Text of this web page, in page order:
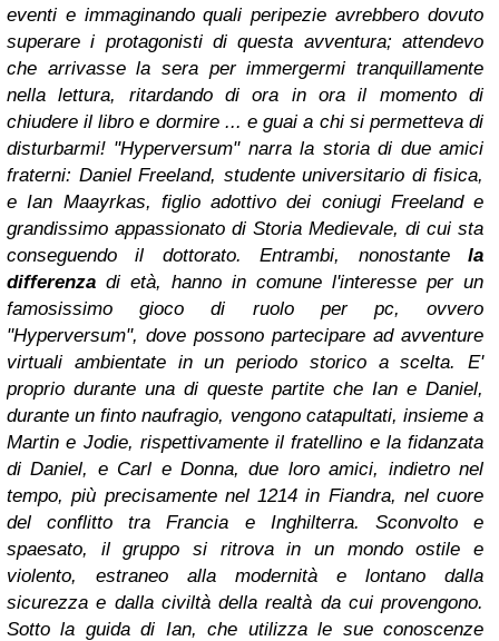
eventi e immaginando quali peripezie avrebbero dovuto
superare i protagonisti di questa avventura; attendevo
che arrivasse la sera per immergermi tranquillamente
nella lettura, ritardando di ora in ora il momento di
chiudere il libro e dormire ... e guai a chi si permetteva di
disturbarmi! "Hyperversum" narra la storia di due amici
fraterni: Daniel Freeland, studente universitario di fisica,
e Ian Maayrkas, figlio adottivo dei coniugi Freeland e
grandissimo appassionato di Storia Medievale, di cui sta
conseguendo il dottorato. Entrambi, nonostante la
differenza di età, hanno in comune l'interesse per un
famosissimo gioco di ruolo per pc, ovvero
"Hyperversum", dove possono partecipare ad avventure
virtuali ambientate in un periodo storico a scelta. E'
proprio durante una di queste partite che Ian e Daniel,
durante un finto naufragio, vengono catapultati, insieme a
Martin e Jodie, rispettivamente il fratellino e la fidanzata
di Daniel, e Carl e Donna, due loro amici, indietro nel
tempo, più precisamente nel 1214 in Fiandra, nel cuore
del conflitto tra Francia e Inghilterra. Sconvolto e
spaesato, il gruppo si ritrova in un mondo ostile e
violento, estraneo alla modernità e lontano dalla
sicurezza e dalla civiltà della realtà da cui provengono.
Sotto la guida di Ian, che utilizza le sue conoscenze